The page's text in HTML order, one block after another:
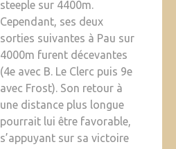
steeple sur 4400m.
Cependant, ses deux
sorties suivantes à Pau sur
4000m furent décevantes
(4e avec B. Le Clerc puis 9e
avec Frost). Son retour à
une distance plus longue
pourrait lui être favorable,
s’appuyant sur sa victoire